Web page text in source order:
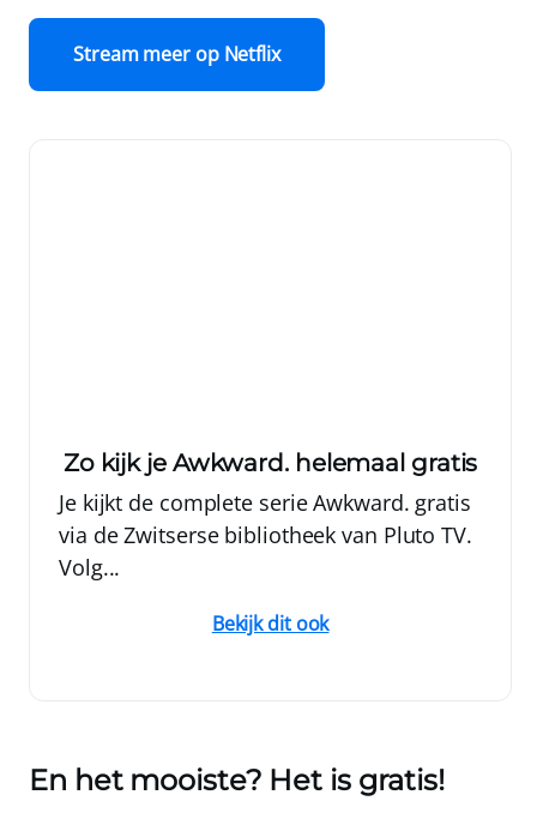
Stream meer op Netflix
Zo kijk je Awkward. helemaal gratis
Je kijkt de complete serie Awkward. gratis
via de Zwitserse bibliotheek van Pluto TV.
Volg...
Bekijk dit ook
En het mooiste? Het is gratis!